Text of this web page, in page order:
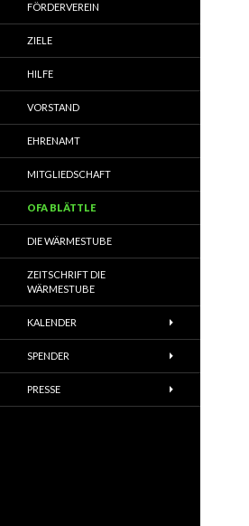
FÖRDERVEREIN
ZIELE
HILFE
VORSTAND
EHRENAMT
MITGLIEDSCHAFT
OFA BLÄTTLE
DIE WÄRMESTUBE
ZEITSCHRIFT DIE
WÄRMESTUBE
KALENDER
SPENDER
PRESSE